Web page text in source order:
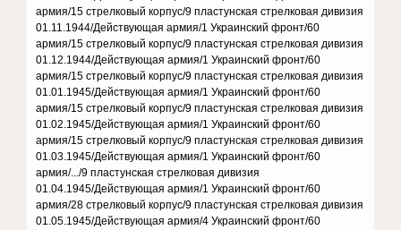
армия/15 стрелковый корпус/9 пластунская стрелковая дивизия
01.11.1944/Действующая армия/1 Украинский фронт/60
армия/15 стрелковый корпус/9 пластунская стрелковая дивизия
01.12.1944/Действующая армия/1 Украинский фронт/60
армия/15 стрелковый корпус/9 пластунская стрелковая дивизия
01.01.1945/Действующая армия/1 Украинский фронт/60
армия/15 стрелковый корпус/9 пластунская стрелковая дивизия
01.02.1945/Действующая армия/1 Украинский фронт/60
армия/15 стрелковый корпус/9 пластунская стрелковая дивизия
01.03.1945/Действующая армия/1 Украинский фронт/60
армия/.../9 пластунская стрелковая дивизия
01.04.1945/Действующая армия/1 Украинский фронт/60
армия/28 стрелковый корпус/9 пластунская стрелковая дивизия
01.05.1945/Действующая армия/4 Украинский фронт/60